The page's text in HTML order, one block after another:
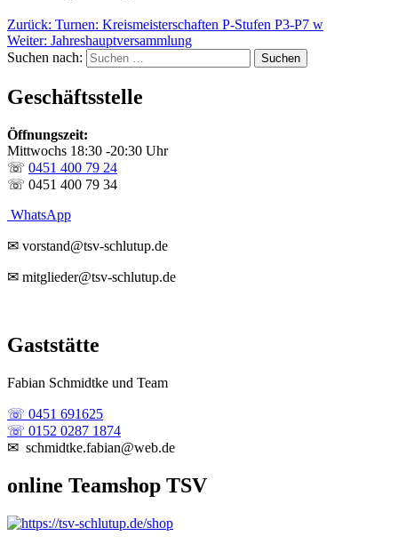
Zurück: Turnen: Kreismeisterschaften P-Stufen P3-P7 w
Weiter: Jahreshauptversammlung
Suchen nach:
Geschäftsstelle
Öffnungszeit:
Mittwochs 18:30 -20:30 Uhr
☏ 0451 400 79 24
☏ 0451 400 79 34
WhatsApp
✉ vorstand@tsv-schlutup.de
✉ mitglieder@tsv-schlutup.de
Gaststätte
Fabian Schmidtke und Team
☏ 0451 691625
☏ 0152 0287 1874
✉ schmidtke.fabian@web.de
online Teamshop TSV